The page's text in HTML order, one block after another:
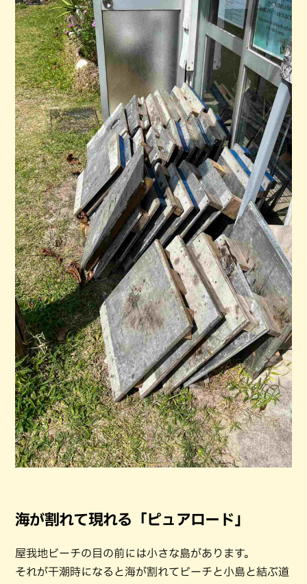
海が割れて現れる「ピュアロード」
屋我地ビーチの目の前には小さな島があります。
それが干潮時になると海が割れてビーチと小島と結ぶ道